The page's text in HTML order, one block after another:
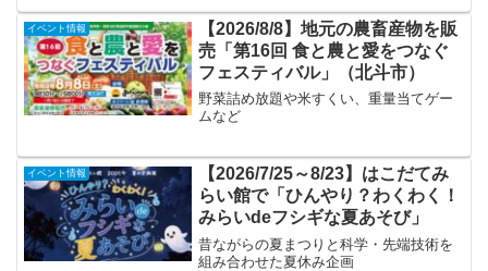
イベント情報
【2026/8/8】地元の農畜産物を販
売「第16回 食と農と愛をつなぐ
フェスティバル」（北斗市）
野菜詰め放題や米すくい、重量当てゲー
ムなど
イベント情報
【2026/7/25～8/23】はこだてみ
らい館で「ひんやり？わくわく！
みらいdeフシギな夏あそび」
昔ながらの夏まつりと科学・先端技術を
組み合わせた夏休み企画